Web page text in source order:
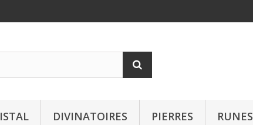
DIVINATOIRES PIERRES RUNES